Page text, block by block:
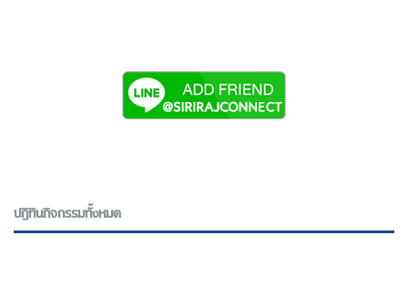
ปฎิทินกิจกรรมทั้งหมด